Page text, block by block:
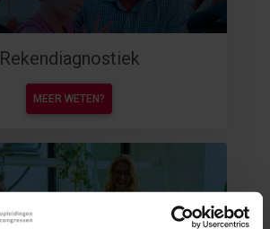
Rekendiagnostiek
MEER WETEN?